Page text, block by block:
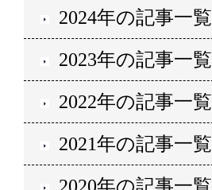
2024年の記事一覧
2023年の記事一覧
2022年の記事一覧
2021年の記事一覧